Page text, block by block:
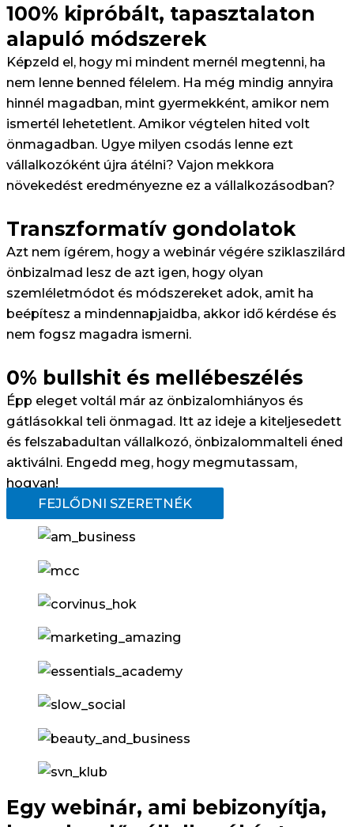
100% kipróbált, tapasztalaton
alapuló módszerek
Képzeld el, hogy mi mindent mernél megtenni, ha
nem lenne benned félelem. Ha még mindig annyira
hinnél magadban, mint gyermekként, amikor nem
ismertél lehetetlent. Amikor végtelen hited volt
önmagadban. Ugye milyen csodás lenne ezt
vállalkozóként újra átélni? Vajon mekkora
növekedést eredményezne ez a vállalkozásodban?
Transzformatív gondolatok
Azt nem ígérem, hogy a webinár végére sziklaszilárd
önbizalmad lesz de azt igen, hogy olyan
szemléletmódot és módszereket adok, amit ha
beépítesz a mindennapjaidba, akkor idő kérdése és
nem fogsz magadra ismerni.
0% bullshit és mellébeszélés
Épp eleget voltál már az önbizalomhiányos és
gátlásokkal teli önmagad. Itt az ideje a kiteljesedett
és felszabadultan vállalkozó, önbizalommalteli éned
aktiválni. Engedd meg, hogy megmutassam,
hogyan!
FEJLŐDNI SZERETNÉK
Egy webinár, ami bebizonyítja,